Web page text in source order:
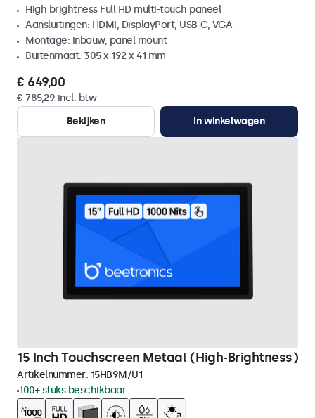
High brightness Full HD multi-touch paneel
Aansluitingen: HDMI, DisplayPort, USB-C, VGA
Montage: inbouw, panel mount
Buitenmaat: 305 x 192 x 41 mm
€ 649,00
€ 785,29 incl. btw
Bekijken
In winkelwagen
15 Inch Touchscreen Metaal (High-Brightness)
Artikelnummer: 15HB9M/U1
100+ stuks beschikbaar